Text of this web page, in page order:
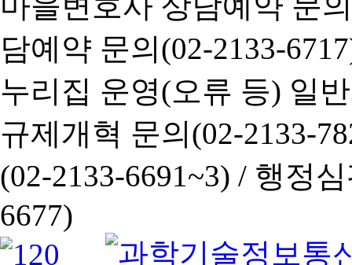
담예약 문의(02-2133-
누리집 운영(오류 등) 일
규제개혁 문의(02-2133-
(02-2133-6691~3) / 행정심
6677)